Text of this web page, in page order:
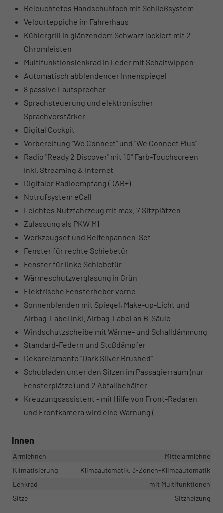
Beleuchtetes Handschuhfach mit Schließsystem
Velourteppiche im Fahrerhaus
Kühlergrill in glänzendem Schwarz lackiert mit 2
Chromleisten
Multifunktionslenkrad in Leder mit Schaltwippen
Automatisch abblendender Innenspiegel
8 passive Lautsprecher
Sprachsteuerung und elektronischer
Sprachverstärker
Digital Cockpit
Vorbereitung "We Connect" und "We Connect Plus"
Radio "Ready 2 Discover" mit 10" Farb-Touchscreen
inkl. Streaming & Internet
Digitaler Radioempfang (DAB+)
Notrufsystem eCall
Leichtes Nutzfahrzeug mit max. 7 Sitzplätzen
Zulassung als PKW M1
Werkzeugset und Reifenpannen-Set
Fenster für rechte Schiebetür
Fenster für linke Schiebetür
Wärmeschutzverglasung in Grün
Elektrische Fensterheber vorne
Sonnenblenden mit Spiegel, Make-up-Licht und
Airbag-Label inkl. Airbag-Label an B-Säule
Windschutzscheibe mit Wärme- und Schalldämmung
Standard-Federn und Stoßdämpfer
Dekorelemente "Dark Silver Brushed"
Schubladen unter den Sitzen im Passagierraum (nur
Fensterplätze) und 2 Abfallbehälter
Kreuzungsassistent - mit Hilfe von Front-Radaren
und Frontkamera wird eine Warnung (
Innen
Armlehnen
Mittelarmlehne
Klimatisierung
Klimaautomatik, 3-Zonen-Klimaautomatik
Lenkrad
mit Multifunktionen
Sitze
Sitzheizung